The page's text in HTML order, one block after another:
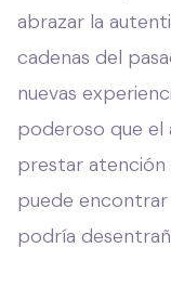
abrazar la
cadenas del
nuevas
poderoso que el
prestar atención
puede
podría